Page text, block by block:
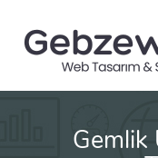
content
Gemlik